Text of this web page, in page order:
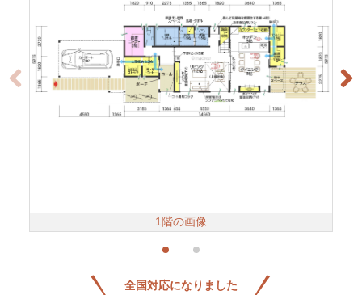
1階の画像
全国対応になりました